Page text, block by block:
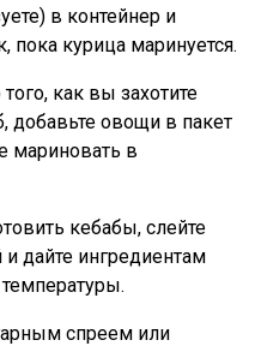
в контейнер и
пока курица маринуется.
как вы захотите
добавьте овощи в пакет
мариновать в
кебабы, слейте
дайте ингредиентам
спреем или